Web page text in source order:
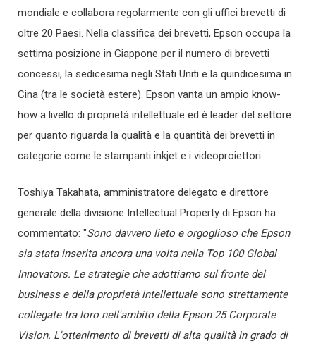
mondiale e collabora regolarmente con gli uffici brevetti di
oltre 20 Paesi. Nella classifica dei brevetti, Epson occupa la
settima posizione in Giappone per il numero di brevetti
concessi, la sedicesima negli Stati Uniti e la quindicesima in
Cina (tra le società estere). Epson vanta un ampio know-
how a livello di proprietà intellettuale ed è leader del settore
per quanto riguarda la qualità e la quantità dei brevetti in
categorie come le stampanti inkjet e i videoproiettori.
Toshiya Takahata, amministratore delegato e direttore
generale della divisione Intellectual Property di Epson ha
commentato: "Sono davvero lieto e orgoglioso che Epson
sia stata inserita ancora una volta nella Top 100 Global
Innovators. Le strategie che adottiamo sul fronte del
business e della proprietà intellettuale sono strettamente
collegate tra loro nell'ambito della Epson 25 Corporate
Vision. L'ottenimento di brevetti di alta qualità in grado di